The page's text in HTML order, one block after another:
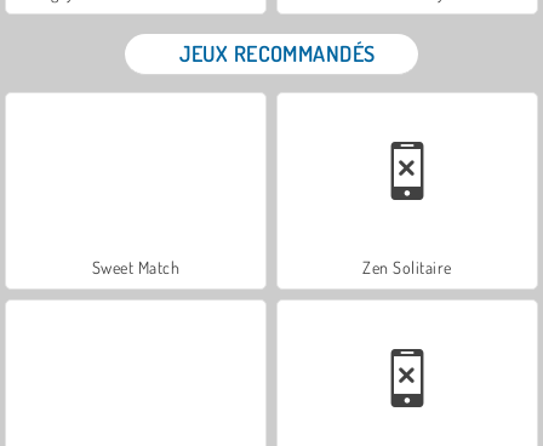
JEUX RECOMMANDÉS
Sweet Match Zen Solitaire